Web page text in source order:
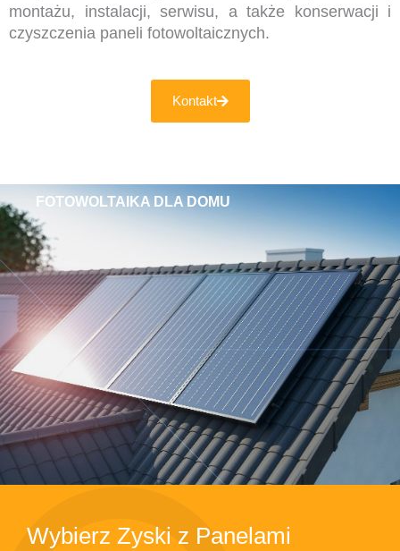
montażu, instalacji, serwisu, a także konserwacji i
czyszczenia paneli fotowoltaicznych.
Kontakt
FOTOWOLTAIKA DLA DOMU
Wybierz Zyski z Panelami